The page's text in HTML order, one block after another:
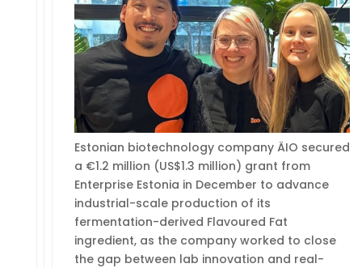
Estonian biotechnology company ÄIO secured
a €1.2 million (US$1.3 million) grant from
Enterprise Estonia in December to advance
industrial-scale production of its
fermentation-derived Flavoured Fat
ingredient, as the company worked to close
the gap between lab innovation and real-